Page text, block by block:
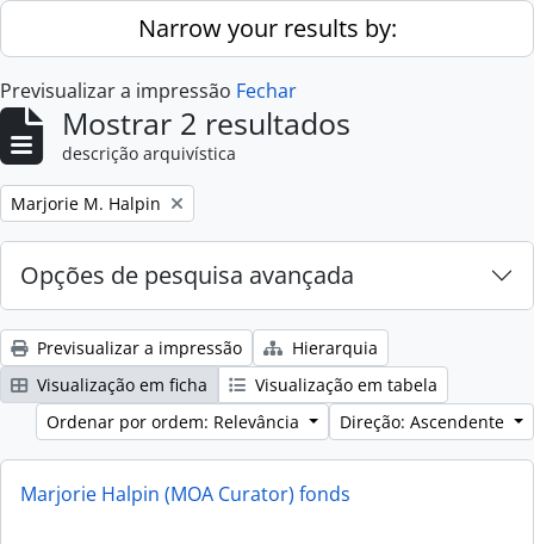
Skip to main contentNarrow your results by:
Previsualizar a impressão Fechar
Mostrar 2 resultados
descrição arquivística
Remove filter:
Marjorie M. Halpin
Opções de pesquisa avançada
Previsualizar a impressão
Hierarquia
Visualização em ficha
Visualização em tabela
Ordenar por ordem: Relevância
Direção: Ascendente
Marjorie Halpin (MOA Curator) fonds